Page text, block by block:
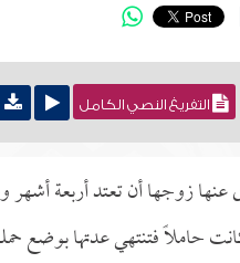
التفريغ النصي الكامل
عنها زوجها أن تعتد أربعة أشهر
حاملاً فتنتهي عدتها بوضع